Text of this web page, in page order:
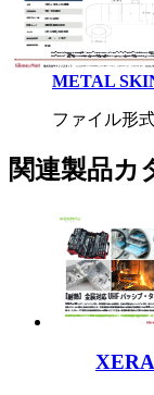
METAL
ファイル形
関連製品カ